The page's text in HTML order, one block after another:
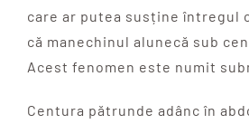
care ar putea susține întregul
că manechinul alunecă sub
Acest fenomen este numit
Centura pătrunde adânc în